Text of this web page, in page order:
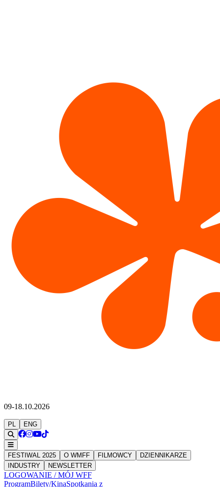
09-18.10.2026
PL ENG
FESTIWAL 2025 O WMFF FILMOWCY
DZIENNIKARZE
INDUSTRY
NEWSLETTER
LOGOWANIE / MÓJ WFF
ProgramBilety/KinaSpotkania z